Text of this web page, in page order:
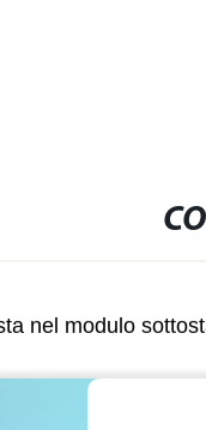
nel modulo